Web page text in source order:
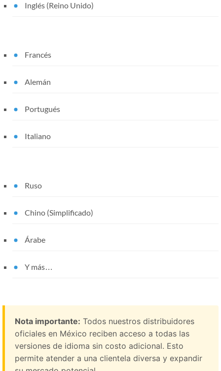
Inglés (Reino Unido)
Francés
Alemán
Portugués
Italiano
Ruso
Chino (Simplificado)
Árabe
Y más…
Nota importante: Todos nuestros distribuidores
oficiales en México reciben acceso a todas las
versiones de idioma sin costo adicional. Esto
permite atender a una clientela diversa y expandir